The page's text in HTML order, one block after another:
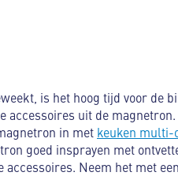
is het hoog tijd voor de
uit de
in met keuken multi-
goed insprayen met
Neem het met